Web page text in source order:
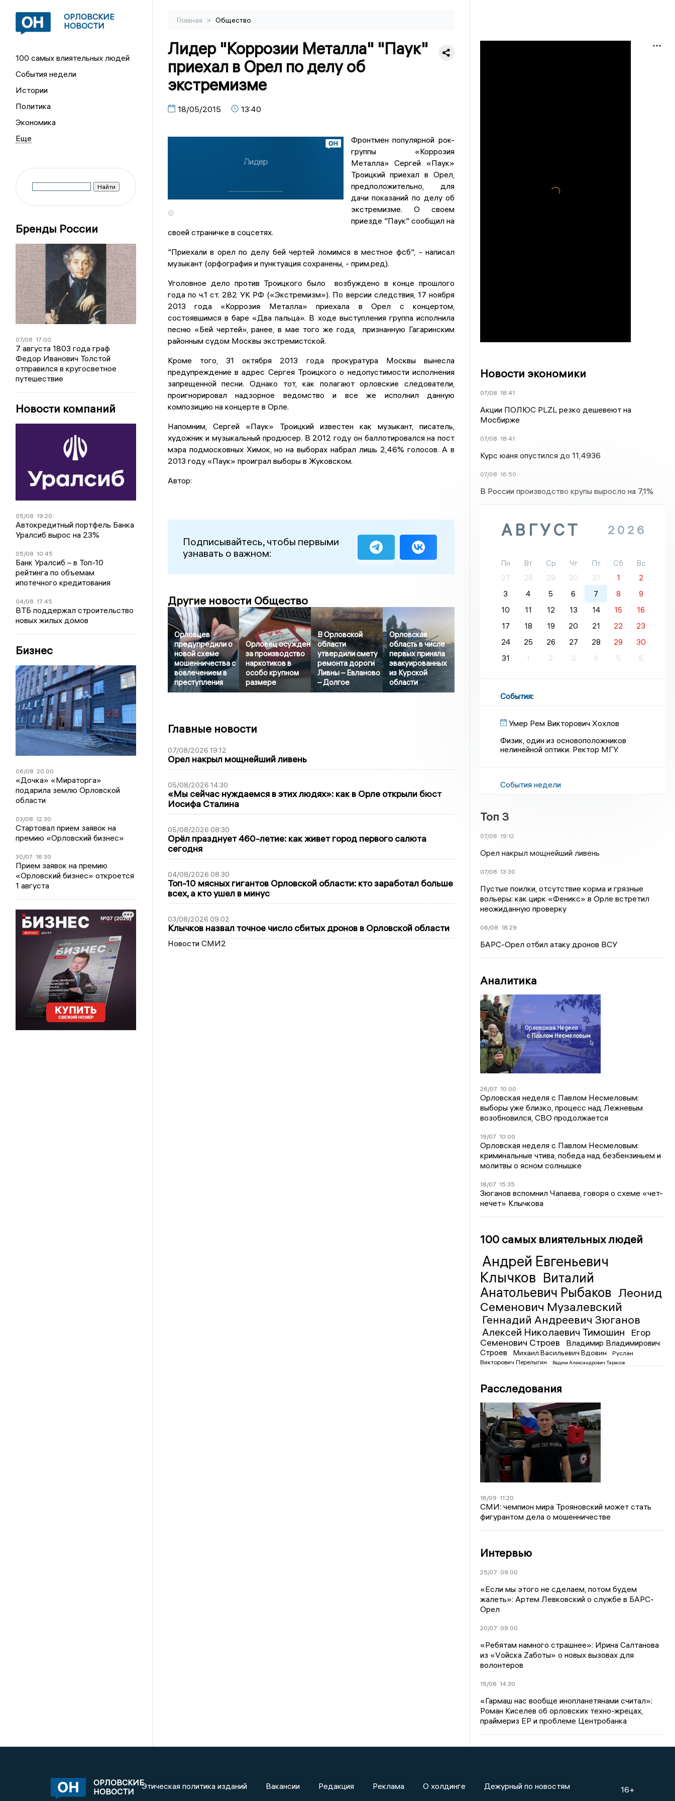
ОРЛОВСКИЕ
НОВОСТИ
100 самых влиятельных людей
События недели
Истории
Политика
Экономика
Бренды России
07/08 17:00
7 августа 1803 года граф
Федор Иванович Толстой
отправился в кругосветное
путешествие
Новости компаний
05/08 19:20
Автокредитный портфель Банка
Уралсиб вырос на 23%
05/08 10:45
Банк Уралсиб – в Топ-10
рейтинга по объемам
ипотечного кредитования
04/08 17:45
ВТБ поддержал строительство
новых жилых домов
Бизнес
06/08 20:00
«Дочка» «Мираторга»
подарила землю Орловской
области
03/08 12:30
Стартовал прием заявок на
премию «Орловский бизнес»
30/07 16:30
Прием заявок на премию
«Орловский бизнес» откроется
1 августа
Главная > Общество
Лидер "Коррозии Металла" "Паук"
приехал в Орел по делу об
экстремизме
18/05/2015 13:40
©
Фронтмен популярной рок-
группы «Коррозия
Металла» Сергей «Паук»
Троицкий приехал в Орел,
предположительно, для
дачи показаний по делу об
экстремизме. О своем
приезде "Паук" сообщил на
своей страничке в соцсетях.
"Приехали в орел по делу бей чертей ломимся в местное фсб", - написал
музыкант (орфография и пунктуация сохранены, - прим.ред).
Уголовное дело против Троицкого было возбуждено в конце прошлого
года по ч.1 ст. 282 УК РФ («Экстремизм»). По версии следствия, 17 ноября
2013 года «Коррозия Металла» приехала в Орел с концертом,
состоявшимся в баре «Два пальца». В ходе выступления группа исполнила
песню «Бей чертей», ранее, в мае того же года, признанную Гагаринским
районным судом Москвы экстремистской.
Кроме того, 31 октября 2013 года прокуратура Москвы вынесла
предупреждение в адрес Сергея Троицкого о недопустимости исполнения
запрещенной песни. Однако тот, как полагают орловские следователи,
проигнорировал надзорное ведомство и все же исполнил данную
композицию на концерте в Орле.
Напомним, Сергей «Паук» Троицкий известен как музыкант, писатель,
художник и музыкальный продюсер. В 2012 году он баллотировался на пост
мэра подмосковных Химок, но на выборах набрал лишь 2,46% голосов. А в
2013 году «Паук» проиграл выборы в Жуковском.
Автор:
Подписывайтесь, чтобы первыми
узнавать о важном:
Другие новости Общество
Орловцев
предупредили о
новой схеме
мошенничества с
вовлечением в
преступления
Орловец осужден
за производство
наркотиков в
особо крупном
размере
В Орловской
области
утвердили смету
ремонта дороги
Ливны – Евланово
– Долгое
Орловская
область в числе
первых приняла
эвакуированных
из Курской
области
Главные новости
07/08/2026 19:12
Орел накрыл мощнейший ливень
05/08/2026 14:30
«Мы сейчас нуждаемся в этих людях»: как в Орле открыли бюст
Иосифа Сталина
05/08/2026 08:30
Орёл празднует 460-летие: как живет город первого салюта
сегодня
04/08/2026 08:30
Топ-10 мясных гигантов Орловской области: кто заработал больше
всех, а кто ушел в минус
03/08/2026 09:02
Клычков назвал точное число сбитых дронов в Орловской области
Новости СМИ2
Новости экономики
07/08 18:41
Акции ПОЛЮС PLZL резко дешевеют на
Мосбирже
07/08 18:41
Курс юаня опустился до 11,4936
07/08 16:50
В России производство крупы выросло на 7,1%
АВГУСТ 2026
Пн Вт Ср Чт Пт Сб
Вс
27
28 29 30 31 1
2
3
4 5 6 7 8
9
10
11 12 13 14 15
16
17
18 19 20 21 22
23
24
25 26 27 28 29
30
31
1 2 3 4 5 6
События:
Умер Рем Викторович Хохлов
Физик, один из основоположников
нелинейной оптики. Ректор МГУ.
События недели
Топ 3
07/08 19:12
Орел накрыл мощнейший ливень
07/08 13:30
Пустые поилки, отсутствие корма и грязные
вольеры: как цирк «Феникс» в Орле встретил
неожиданную проверку
06/08 18:29
БАРС-Орел отбил атаку дронов ВСУ
Аналитика
26/07 10:00
Орловская неделя с Павлом Несмеловым:
выборы уже близко, процесс над Лежневым
возобновился, СВО продолжается
19/07 10:00
Орловская неделя с Павлом Несмеловым:
криминальные чтива, победа над безбензиньем и
молитвы о ясном солнышке
18/07 15:35
Зюганов вспомнил Чапаева, говоря о схеме «чет-
нечет» Клычкова
100 самых влиятельных людей
Андрей Евгеньевич
Клычков Виталий
Анатольевич Рыбаков Леонид
Семенович Музалевский
Геннадий Андреевич Зюганов
Алексей Николаевич Тимошин
Егор
Семенович Строев
Владимир Владимирович
Строев
Михаил Васильевич Вдовин
Руслан
Викторович Перелыгин
Вадим Александрович Тарасов
Расследования
16/09 11:20
СМИ: чемпион мира Трояновский может стать
фигурантом дела о мошенничестве
Интервью
25/07 09:00
«Если мы этого не сделаем, потом будем
жалеть»: Артем Левковский о службе в БАРС-
Орел
20/07 09:00
«Ребятам намного страшнее»: Ирина Салтанова
из «Vойска Zаботы» о новых вызовах для
волонтеров
15/06 14:30
«Гармаш нас вообще инопланетянами считал»:
Роман Киселев об орловских техно-жрецах,
праймериз ЕР и проблеме Центробанка
ОРЛОВСКИЕ
НОВОСТИ
Этическая политика изданий Вакансии Редакция Реклама О холдинге Дежурный по новостям 16+